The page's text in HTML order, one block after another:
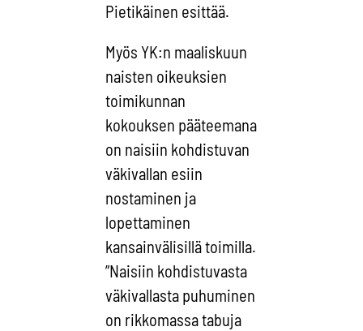
Pietikäinen esittää.
Myös YK:n maaliskuun
naisten oikeuksien
toimikunnan
kokouksen pääteemana
on naisiin kohdistuvan
väkivallan esiin
nostaminen ja
lopettaminen
kansainvälisillä toimilla.
”Naisiin kohdistuvasta
väkivallasta puhuminen
on rikkomassa tabuja